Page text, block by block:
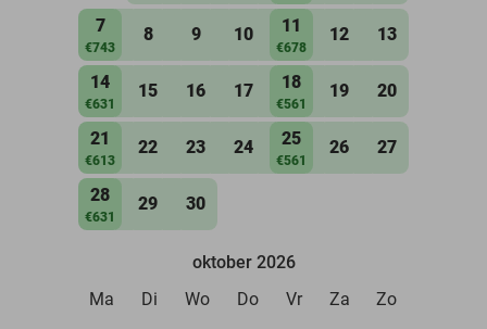
7
€743
8 9 10 11
€678
12 13
14
€631
15 16 17 18
€561
19 20
21
€613
22 23 24 25
€561
26 27
28
€631
29 30
oktober 2026
Ma
Di Wo Do Vr Za Zo